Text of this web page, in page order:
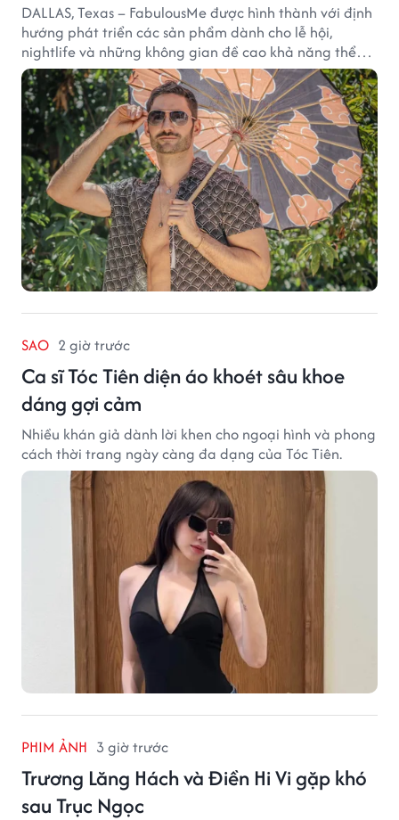
DALLAS, Texas – FabulousMe được hình thành với định
hướng phát triển các sản phẩm dành cho lễ hội,
nightlife và những không gian đề cao khả năng thể
hiện bản thân. Trong quá trình xây dựng thương hiệu,
quạt cầm tay trở thành dòng sản phẩm tạo được
thành công ban đầu, giúp FabulousMe từng bước mở
rộng mức độ hiện diện trên thị trường.
SAO 2 giờ trước
Ca sĩ Tóc Tiên diện áo khoét sâu khoe
dáng gợi cảm
Nhiều khán giả dành lời khen cho ngoại hình và phong
cách thời trang ngày càng đa dạng của Tóc Tiên.
PHIM ẢNH 3 giờ trước
Trương Lăng Hách và Điền Hi Vi gặp khó
sau Trục Ngọc